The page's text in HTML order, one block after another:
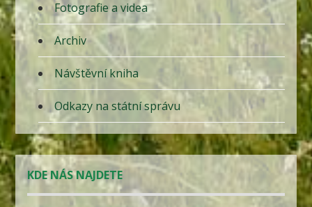
Fotografie a videa
Archiv
Návštěvní kniha
Odkazy na státní správu
KDE NÁS NAJDETE